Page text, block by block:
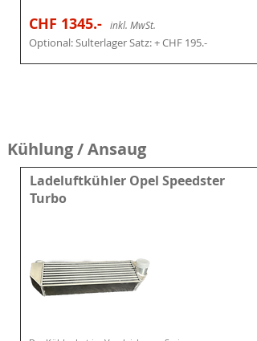
CHF 1345.- inkl. MwSt.
Optional: Sulterlager Satz: + CHF 195.-
Kühlung / Ansaug
Ladeluftkühler Opel Speedster
Turbo